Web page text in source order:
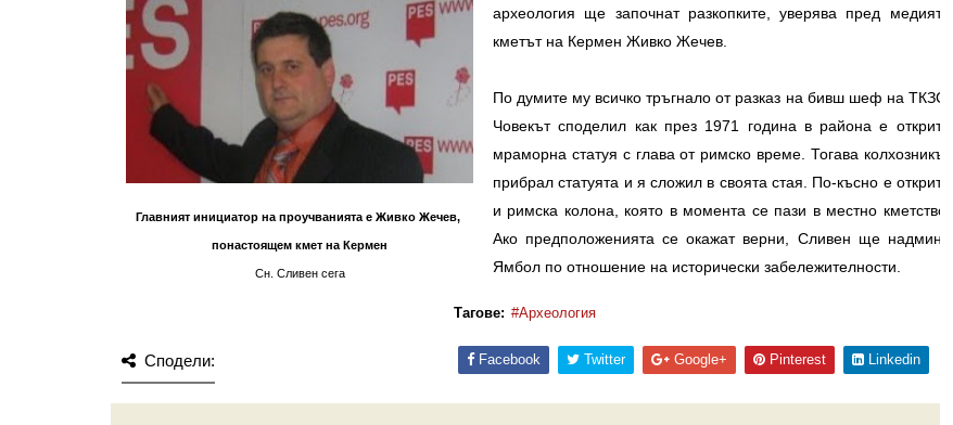
Главният инициатор на проучванията е Живко Жечев,
понастоящем кмет на Кермен
Сн. Сливен сега
археология ще започнат разкопките, уверява пред медията
кметът на Кермен Живко Жечев.
По думите му всичко тръгнало от разказ на бивш шеф на ТКЗС.
Човекът споделил как през 1971 година в района е открита
мраморна статуя с глава от римско време. Тогава колхозникът
прибрал статуята и я сложил в своята стая. По-късно е открита
и римска колона, която в момента се пази в местно кметство.
Ако предположенията се окажат верни, Сливен ще надмине
Ямбол по отношение на исторически забележителности.
Тагове: Археология
Сподели: Facebook Twitter Google+ Pinterest Linkedin